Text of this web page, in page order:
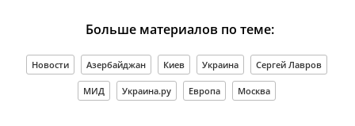
Больше материалов по теме:
Новости Азербайджан Киев Украина Сергей Лавров
МИД Украина.ру Европа Москва